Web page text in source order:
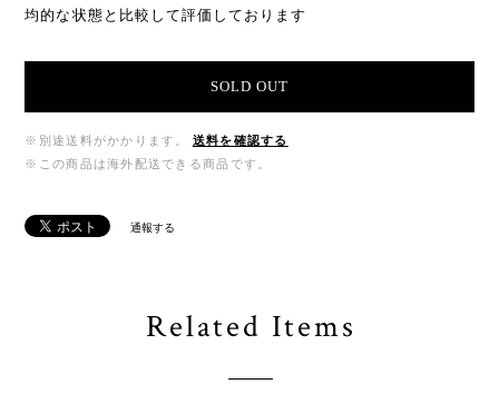
均的な状態と比較して評価しております
SOLD OUT
※別途送料がかかります。
送料を確認する
※この商品は海外配送できる商品です。
通報する
Related Items